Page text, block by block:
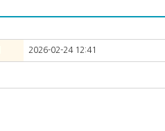
2026-02-24 12:41